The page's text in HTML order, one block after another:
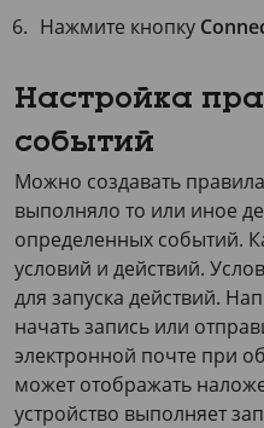
Нажмите кнопку
Настройка
событий
Можно создавать
выполняло то или иное
определенных событий.
условий и действий.
для запуска действий.
начать запись или
электронной почте при
может отображать
устройство выполняет